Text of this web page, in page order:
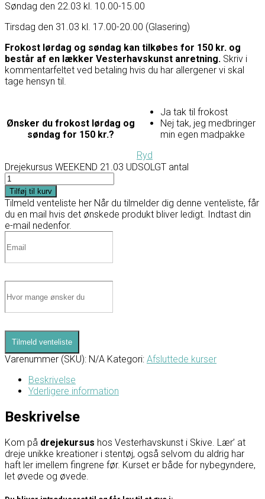
Søndag den 22.03 kl. 10.00-15.00
Tirsdag den 31.03 kl. 17.00-20.00 (Glasering)
Frokost lørdag og søndag kan tilkøbes for 150 kr. og
består af en lækker Vesterhavskunst anretning. Skriv i
kommentarfeltet ved betaling hvis du har allergener vi skal
tage hensyn til.
Ønsker du frokost lørdag og
søndag for 150 kr.?
Ja tak til frokost
Nej tak, jeg medbringer
min egen madpakke
Ryd
Drejekursus WEEKEND 21.03 UDSOLGT antal
Tilføj til kurv
Tilmeld venteliste her Når du tilmelder dig denne venteliste, får
du en mail hvis det ønskede produkt bliver ledigt. Indtast din
e-mail nedenfor.
Tilmeld venteliste
Varenummer (SKU): N/A Kategori: Afsluttede kurser
Beskrivelse
Yderligere information
Beskrivelse
Kom på drejekursus hos Vesterhavskunst i Skive. Lær’ at
dreje unikke kreationer i stentøj, også selvom du aldrig har
haft ler imellem fingrene før. Kurset er både for nybegyndere,
let øvede og øvede.